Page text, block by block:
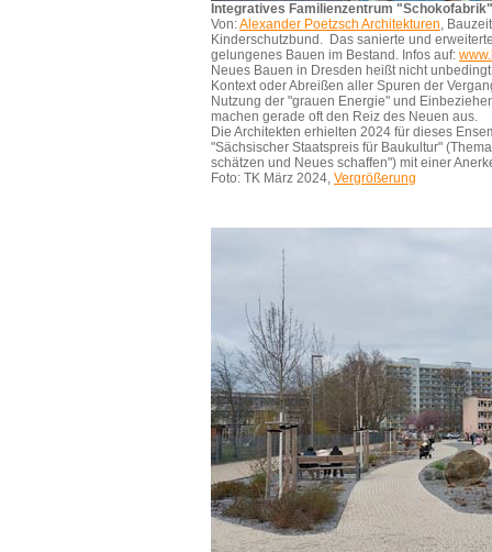
Integratives Familienzentrum
Von:Alexander Poetzsch Architekturen,
Kinderschutzbund. Das sanierte und
gelungenes Bauen im Bestand. Infos auf:
Neues Bauen in Dresden heißt nicht
Kontext oder Abreißen aller Spuren der
Nutzung der "grauen Energie" und
machen gerade oft den Reiz des Neuen aus.
Die Architekten erhielten 2024 für dieses
"Sächsischer Staatspreis für Baukultur"
schätzen und Neues schaffen") mit einer
Foto: TK März 2024, Vergrößerung